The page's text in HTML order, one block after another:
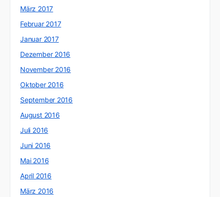
März 2017
Februar 2017
Januar 2017
Dezember 2016
November 2016
Oktober 2016
September 2016
August 2016
Juli 2016
Juni 2016
Mai 2016
April 2016
März 2016